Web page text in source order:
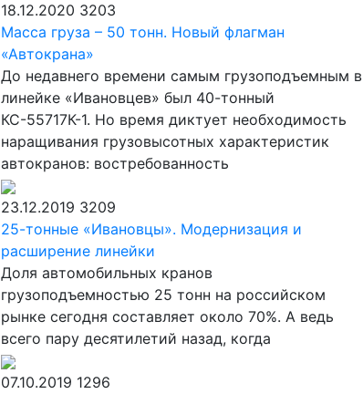
18.12.2020 3203
Масса груза – 50 тонн. Новый флагман
«Автокрана»
До недавнего времени самым грузоподъемным в
линейке «Ивановцев» был 40-тонный
КС-55717К-1. Но время диктует необходимость
наращивания грузовысотных характеристик
автокранов: востребованность
23.12.2019 3209
25-тонные «Ивановцы». Модернизация и
расширение линейки
Доля автомобильных кранов
грузоподъемностью 25 тонн на российском
рынке сегодня составляет около 70%. А ведь
всего пару десятилетий назад, когда
07.10.2019 1296